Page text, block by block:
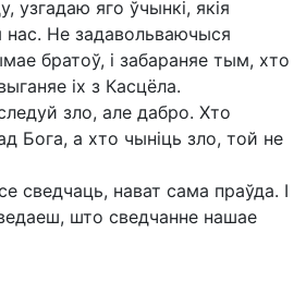
узгадаю яго ўчынкі, якія
нас. Не задавольваючыся
братоў, і забараняе тым, хто
іх з Касцёла.
зло, але дабро. Хто
Бога, а хто чыніць зло, той не
сведчаць, нават сама праўда. І
што сведчанне нашае